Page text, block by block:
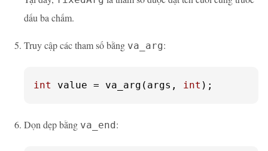
dấu ba chấm.
Truy cập các tham số bằng va_arg:
int value = va_arg(args, int );
Dọn dẹp bằng va_end: